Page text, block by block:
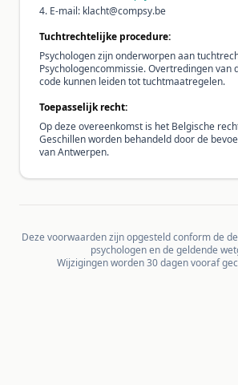
E-mail: klacht@compsy.be
Tuchtrechtelijke procedure:
Psychologen zijn onderworpen aan
Psychologencommissie. Overtredingen van
code kunnen leiden tot tuchtmaatregelen.
Toepasselijk recht:
Op deze overeenkomst is het Belgische
Geschillen worden behandeld door de
van Antwerpen.
Deze voorwaarden zijn opgesteld conform de
psychologen en de geldende
Wijzigingen worden 30 dagen vooraf